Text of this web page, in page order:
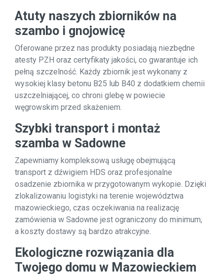
Atuty naszych zbiorników na
szambo i gnojowicę
Oferowane przez nas produkty posiadają niezbędne
atesty PZH oraz certyfikaty jakości, co gwarantuje ich
pełną szczelność. Każdy zbiornik jest wykonany z
wysokiej klasy betonu B25 lub B40 z dodatkiem chemii
uszczelniającej, co chroni glebę w powiecie
węgrowskim przed skażeniem.
Szybki transport i montaż
szamba w Sadowne
Zapewniamy kompleksową usługę obejmującą
transport z dźwigiem HDS oraz profesjonalne
osadzenie zbiornika w przygotowanym wykopie. Dzięki
zlokalizowaniu logistyki na terenie województwa
mazowieckiego, czas oczekiwania na realizację
zamówienia w Sadowne jest ograniczony do minimum,
a koszty dostawy są bardzo atrakcyjne.
Ekologiczne rozwiązania dla
Twojego domu w Mazowieckiem